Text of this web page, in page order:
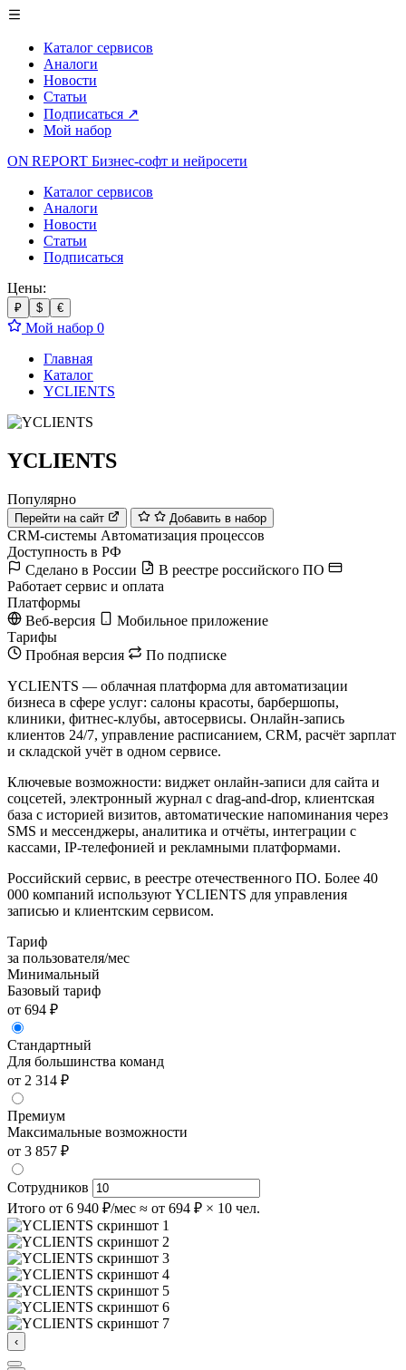
Каталог сервисов
Аналоги
Новости
Статьи
Подписаться ↗
Мой набор
ON REPORT Бизнес-софт и нейросети
Каталог сервисов
Аналоги
Новости
Статьи
Подписаться
Цены:
₽ $ €
Мой набор 0
Главная
Каталог
YCLIENTS
YCLIENTS
Популярно
Перейти на сайт Добавить в набор
CRM-системы Автоматизация процессов
Доступность в РФ
Сделано в России
В реестре российского ПО
Работает сервис и оплата
Платформы
Веб-версия
Мобильное приложение
Тарифы
Пробная версия
По подписке
YCLIENTS — облачная платформа для автоматизации
бизнеса в сфере услуг: салоны красоты, барбершопы,
клиники, фитнес-клубы, автосервисы. Онлайн-запись
клиентов 24/7, управление расписанием, CRM, расчёт зарплат
и складской учёт в одном сервисе.
Ключевые возможности: виджет онлайн-записи для сайта и
соцсетей, электронный журнал с drag-and-drop, клиентская
база с историей визитов, автоматические напоминания через
SMS и мессенджеры, аналитика и отчёты, интеграции с
кассами, IP-телефонией и рекламными платформами.
Российский сервис, в реестре отечественного ПО. Более 40
000 компаний используют YCLIENTS для управления
записью и клиентским сервисом.
Тариф
за пользователя/мес
Минимальный
Базовый тариф
от 694 ₽
Стандартный
Для большинства команд
от 2 314 ₽
Премиум
Максимальные возможности
от 3 857 ₽
Сотрудников
Итого от 6 940 ₽/мес ≈ от 694 ₽ × 10 чел.
‹